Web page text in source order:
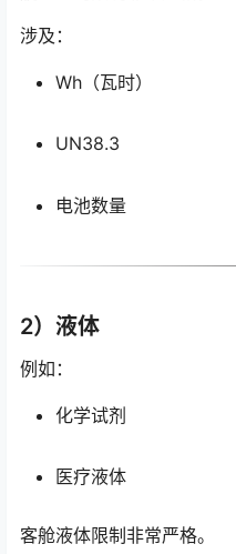
涉及：
Wh（瓦时）
UN38.3
电池数量
2）液体
例如：
化学试剂
医疗液体
客舱液体限制非常严格。